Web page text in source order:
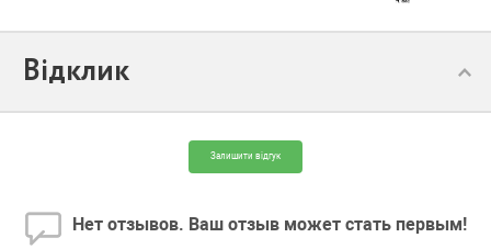
Відклик
Залишити відгук
Нет отзывов. Ваш отзыв может стать первым!